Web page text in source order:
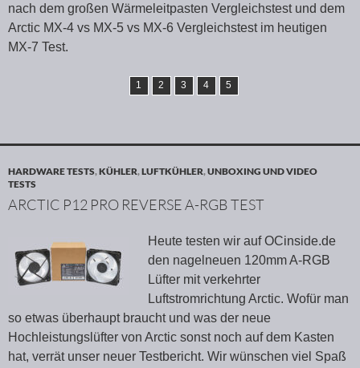
nach dem großen Wärmeleitpasten Vergleichstest und dem
Arctic MX-4 vs MX-5 vs MX-6 Vergleichstest im heutigen
MX-7 Test.
1 2 3 4 5
HARDWARE TESTS,KÜHLER,LUFTKÜHLER,UNBOXING UND VIDEO
TESTS
ARCTIC P12 PRO REVERSE A-RGB TEST
Heute testen wir auf OCinside.de
den nagelneuen 120mm A-RGB
Lüfter mit verkehrter
Luftstromrichtung Arctic. Wofür man
so etwas überhaupt braucht und was der neue
Hochleistungslüfter von Arctic sonst noch auf dem Kasten
hat, verrät unser neuer Testbericht. Wir wünschen viel Spaß